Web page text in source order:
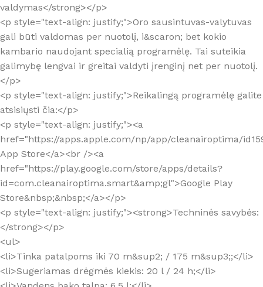
valdymas</strong></p>
<p style="text-align: justify;">Oro sausintuvas-valytuvas
gali būti valdomas per nuotolį, i&scaron; bet kokio
kambario naudojant specialią programėlę. Tai suteikia
galimybę lengvai ir greitai valdyti įrenginį net per nuotolį.
</p>
<p style="text-align: justify;">Reikalingą programėlę galite
atsisiųsti čia:</p>
<p style="text-align: justify;"><a
href="https://apps.apple.com/np/app/cleanairoptima/
App Store</a><br /><a
href="https://play.google.com/store/apps/details?
id=com.cleanairoptima.smart&amp;gl">Google Play
Store&nbsp;&nbsp;</a></p>
<p style="text-align: justify;"><strong>Techninės savybės:
</strong></p>
<ul>
<li>Tinka patalpoms iki 70 m&sup2; / 175 m&sup3;;</li>
<li>Sugeriamas drėgmės kiekis: 20 l / 24 h;</li>